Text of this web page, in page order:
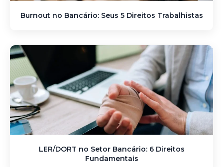
Burnout no Bancário: Seus 5 Direitos Trabalhistas
LER/DORT no Setor Bancário: 6 Direitos
Fundamentais